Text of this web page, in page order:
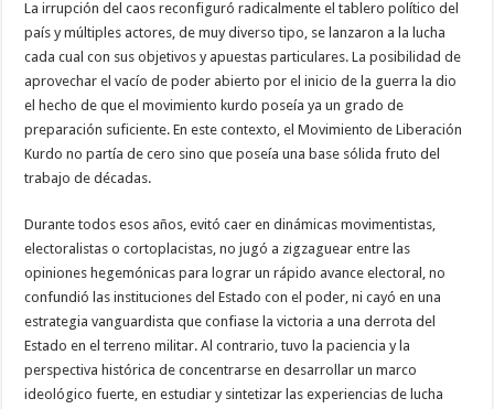
La irrupción del caos reconfiguró radicalmente el tablero político del
país y múltiples actores, de muy diverso tipo, se lanzaron a la lucha
cada cual con sus objetivos y apuestas particulares. La posibilidad de
aprovechar el vacío de poder abierto por el inicio de la guerra la dio
el hecho de que el movimiento kurdo poseía ya un grado de
preparación suficiente. En este contexto, el Movimiento de Liberación
Kurdo no partía de cero sino que poseía una base sólida fruto del
trabajo de décadas.
Durante todos esos años, evitó caer en dinámicas movimentistas,
electoralistas o cortoplacistas, no jugó a zigzaguear entre las
opiniones hegemónicas para lograr un rápido avance electoral, no
confundió las instituciones del Estado con el poder, ni cayó en una
estrategia vanguardista que confiase la victoria a una derrota del
Estado en el terreno militar. Al contrario, tuvo la paciencia y la
perspectiva histórica de concentrarse en desarrollar un marco
ideológico fuerte, en estudiar y sintetizar las experiencias de lucha